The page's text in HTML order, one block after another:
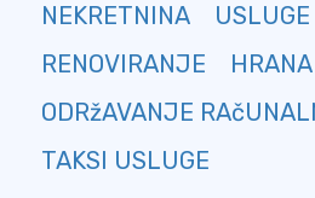
NEKRETNINA
RENOVIRANJE
HRANA
ODRžAVANJE
TAKSI USLUGE